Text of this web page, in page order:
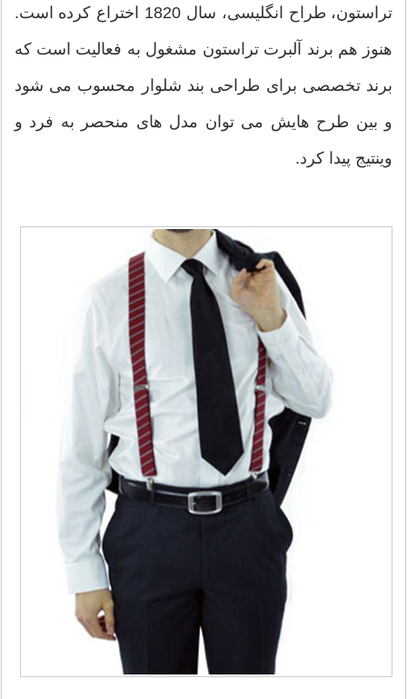
تراستون، طراح انگلیسی، سال 1820 اختراع کرده است.
هنوز هم برند آلبرت تراستون مشغول به فعالیت است که
برند تخصصی برای طراحی بند شلوار محسوب می شود
و بین طرح هایش می توان مدل های منحصر به فرد و
وینتیج پیدا کرد.